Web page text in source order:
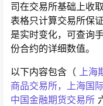
司在交易所基础上收
表格只计算交易所保
是实时变化，可查询
份合约的详细数值。
以下内容包含（ 上海
商品交易所，上海国
中国金融期货交易所